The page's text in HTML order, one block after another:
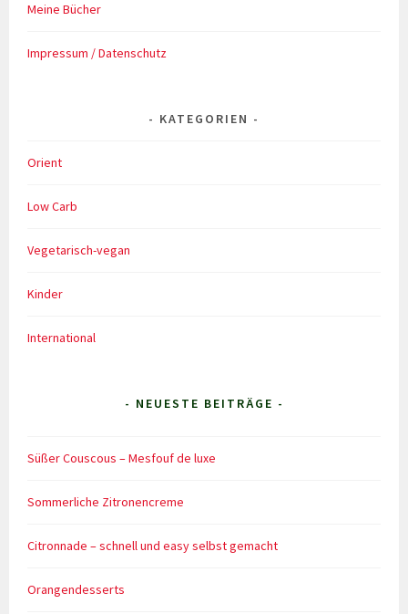
Meine Bücher
Impressum / Datenschutz
KATEGORIEN
Orient
Low Carb
Vegetarisch-vegan
Kinder
International
- NEUESTE BEITRÄGE -
Süßer Couscous – Mesfouf de luxe
Sommerliche Zitronencreme
Citronnade – schnell und easy selbst gemacht
Orangendesserts